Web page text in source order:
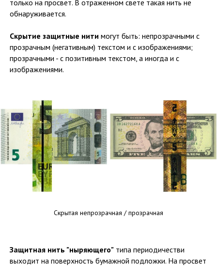
только на просвет. В отраженном свете такая нить не
обнаруживается.
Скрытие защитные нити могут быть: непрозрачными с
прозрачным (негативным) текстом и с изображениями;
прозрачными - с позитивным текстом, а иногда и с
изображениями.
Скрытая непрозрачная / прозрачная
Защитная нить "ныряющего" типа периодичестви
выходит на поверхность бумажной подложки. На просвет